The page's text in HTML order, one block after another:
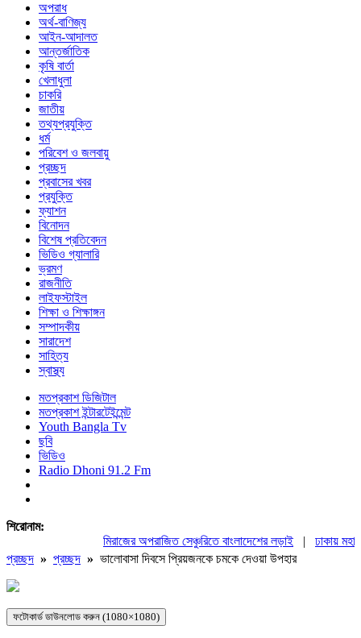
অপরাধ
অর্থ-বাণিজ্য
আইন-আদালত
আন্তর্জাতিক
কৃষি বার্তা
খেলাধুলা
চাকরি
জাতীয়
তথ্যপ্রযুক্তি
ধর্ম
পরিবেশ ও জলবায়ু
প্রচ্ছদ
প্রবাসের খবর
প্রযুক্তি
ফ্যাশন
বিনোদন
বিশেষ প্রতিবেদন
ভিডিও গ্যালারি
ভ্রমণ
রাজনীতি
লাইফস্টাইল
শিক্ষা ও শিক্ষাঙ্গন
সম্পাদকীয়
সারাদেশ
সাহিত্য
স্বাস্থ্য
মতপ্রকাশ ডিজিটাল
মতপ্রকাশ ইন্টারটেইন্মেন্ট
Youth Bangla Tv
ছবি
ভিডিও
Radio Dhoni 91.2 Fm
শিরোনাম:
মিরাজের অপরাজিত সেঞ্চুরিতে বাংলাদেশের লড়াই|ঢাকায়
প্রচ্ছদ » প্রচ্ছদ » ভালোবাসা দিবসে প্রিয়জনকে চমকে দেওয়া উপহার
ফটোকার্ড ডাউনলোড করুন (1080×1080)